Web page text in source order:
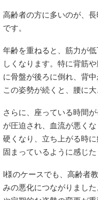
高齢者の方に多いのが、
です。
年齢を重ねると、筋力が
しくなります。特に背筋
に骨盤が後ろに倒れ、背
この姿勢が続くと、腰に
さらに、座っている時間
が圧迫され、血流が悪く
硬くなり、立ち上がる時
固まっているように感じた
I様のケースでも、高齢者
みの悪化につながりまし